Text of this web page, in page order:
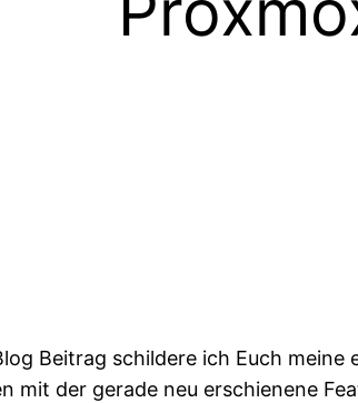
Beitrag schildere ich Euch meine
mit der gerade neu erschienene